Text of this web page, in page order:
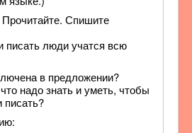
Прочитайте. Спишите
писать люди учатся всю
в предложении?
надо знать и уметь, чтобы
писать?